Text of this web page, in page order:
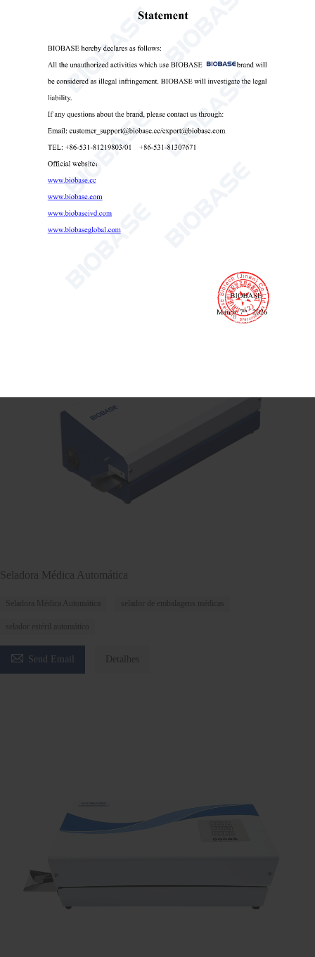
Seladora Médica Automática MS-10 MS-30P
Seladora Médica Automática
máquina seladora hospitalar
Send Email Detalhes
Seladora Médica Automática
Seladora Médica Automática selador de embalagens médicas
selador estéril automático
 Send Email Detalhes